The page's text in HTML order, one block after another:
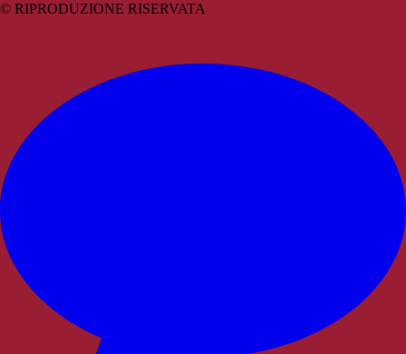
© RIPRODUZIONE RISERVATA